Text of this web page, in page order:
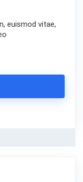
euismod vitae,